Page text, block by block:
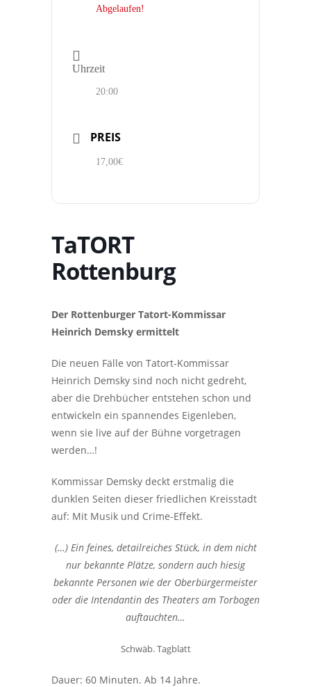
Abgelaufen!
Uhrzeit
20:00
PREIS
17,00€
TaTORT
Rottenburg
Der Rottenburger Tatort-Kommissar
Heinrich Demsky ermittelt
Die neuen Fälle von Tatort-Kommissar
Heinrich Demsky sind noch nicht gedreht,
aber die Drehbücher entstehen schon und
entwickeln ein spannendes Eigenleben,
wenn sie live auf der Bühne vorgetragen
werden…!
Kommissar Demsky deckt erstmalig die
dunklen Seiten dieser friedlichen Kreisstadt
auf: Mit Musik und Crime-Effekt.
(…) Ein feines, detailreiches Stück, in dem nicht
nur bekannte Plätze, sondern auch hiesig
bekannte Personen wie der Oberbürgermeister
oder die Intendantin des Theaters am Torbogen
auftauchten…
Schwäb. Tagblatt
Dauer: 60 Minuten. Ab 14 Jahre.